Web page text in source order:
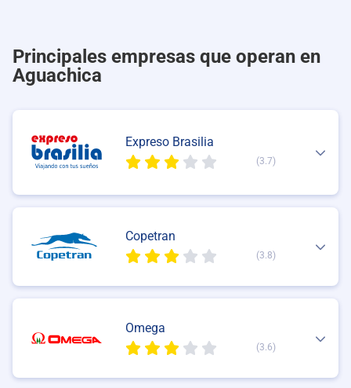
Principales empresas que operan en
Aguachica
Expreso Brasilia
(3.7)
Copetran
(3.8)
Omega
(3.6)